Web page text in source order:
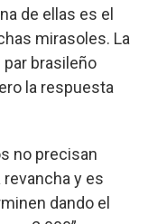
de ellas es el
mirasoles. La
par brasileño
la respuesta
no precisan
y es
dando el